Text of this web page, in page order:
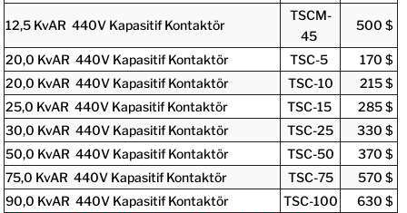
12,5 KvAR 440V Kapasitif Kontaktör
TSCM-
45
500 $
20,0 KvAR 440V Kapasitif Kontaktör TSC-5
170 $
20,0 KvAR 440V Kapasitif Kontaktör
TSC-10
215 $
25,0 KvAR 440V Kapasitif Kontaktör
TSC-15
285 $
30,0 KvAR 440V Kapasitif Kontaktör
TSC-25
330 $
50,0 KvAR 440V Kapasitif Kontaktör
TSC-50
370 $
75,0 KvAR 440V Kapasitif Kontaktör
TSC-75
570 $
90,0 KvAR 440V Kapasitif Kontaktör
TSC-100
630 $